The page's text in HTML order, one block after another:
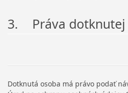
3. Práva dotknutej
Dotknutá osoba má právo podať